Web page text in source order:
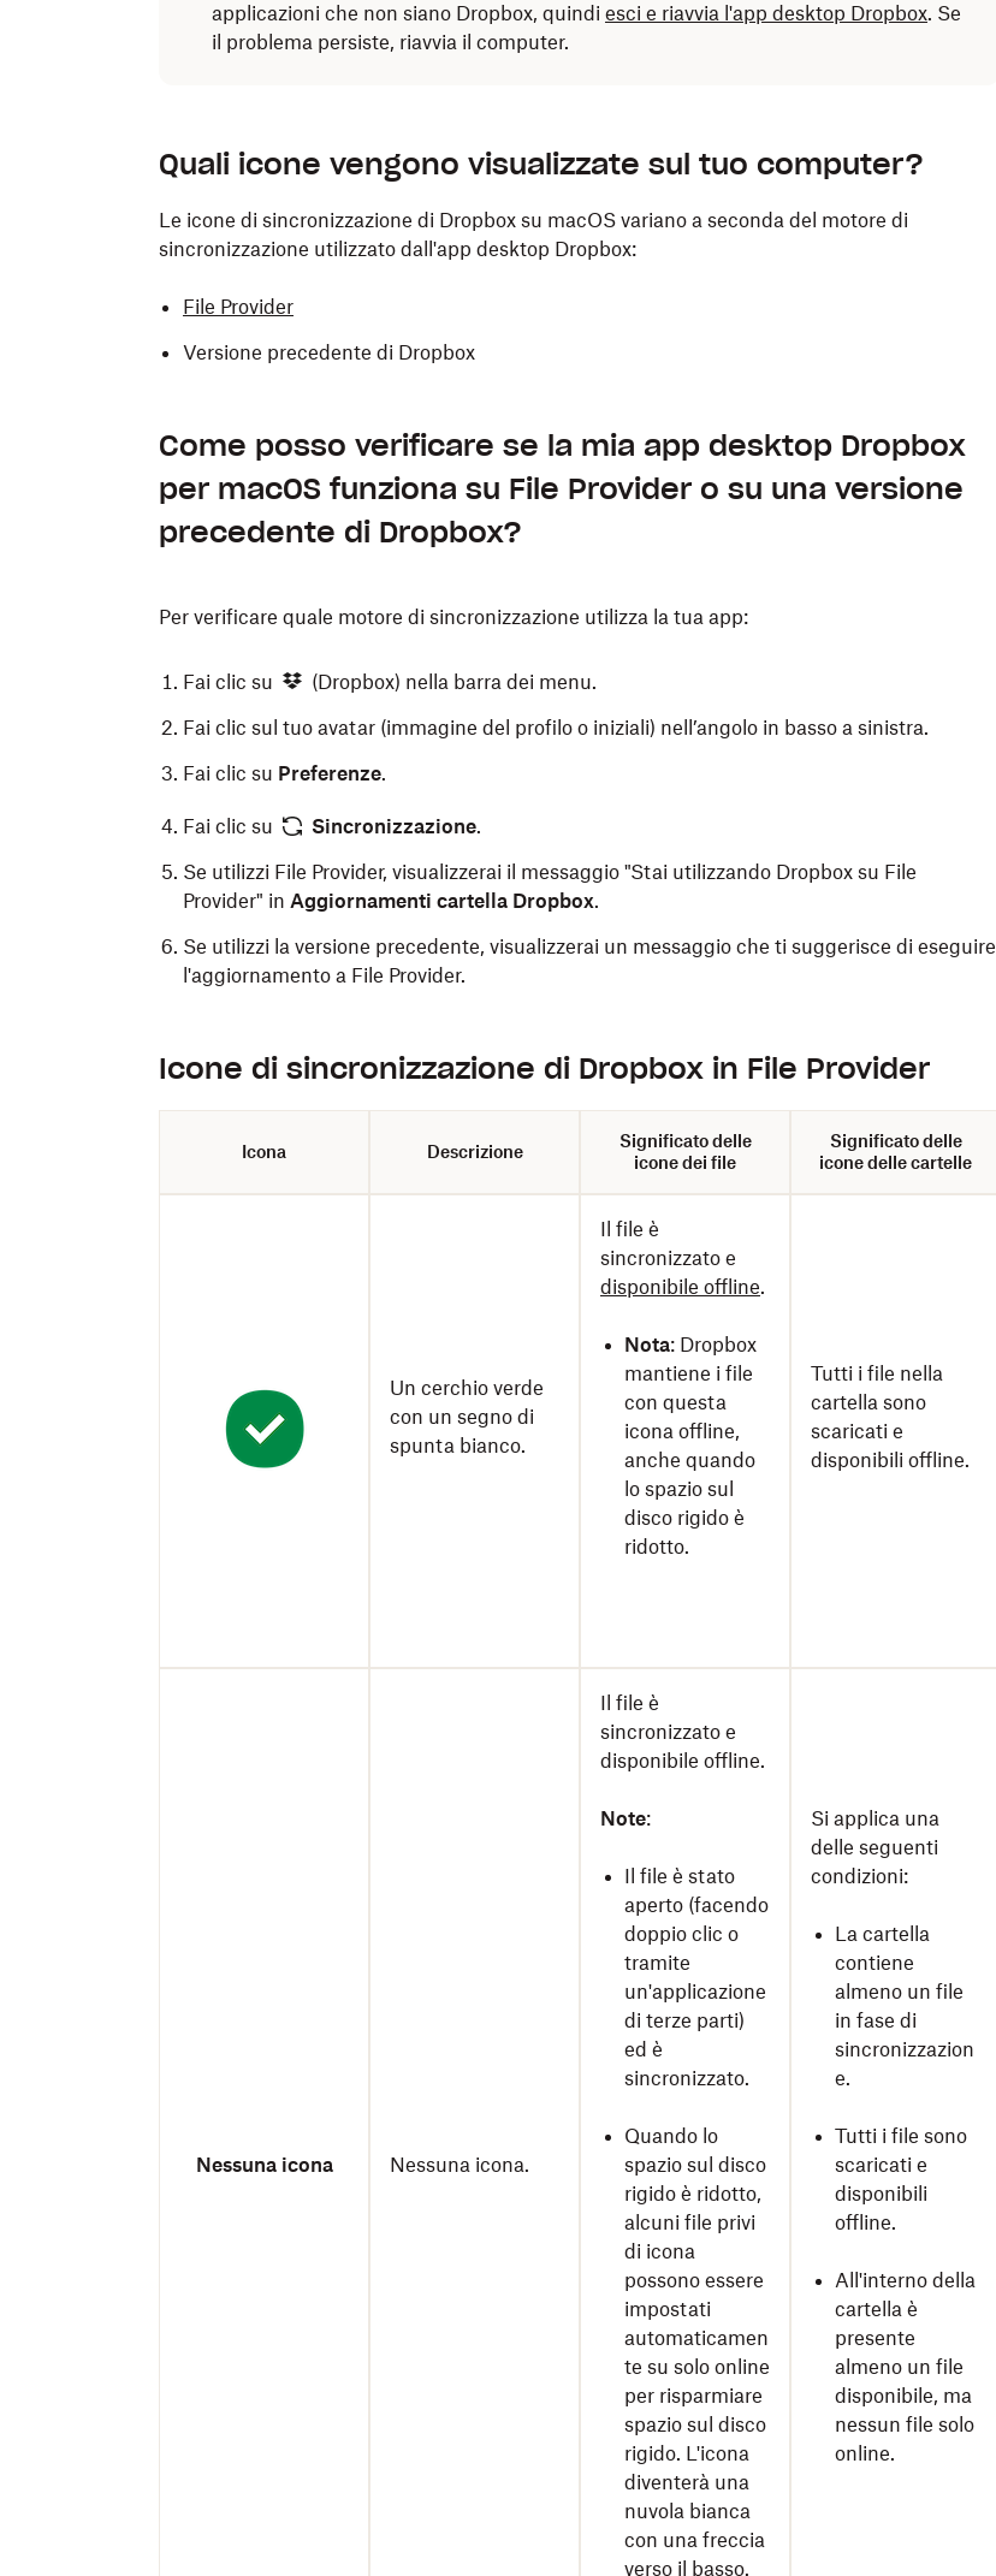
applicazioni che non siano Dropbox, quindi esci e riavvia l'app desktop Dropbox. Se
il problema persiste, riavvia il computer.
Quali icone vengono visualizzate sul tuo computer?
Le icone di sincronizzazione di Dropbox su macOS variano a seconda del motore di
sincronizzazione utilizzato dall'app desktop Dropbox:
File Provider
Versione precedente di Dropbox
Come posso verificare se la mia app desktop Dropbox
per macOS funziona su File Provider o su una versione
precedente di Dropbox?
Per verificare quale motore di sincronizzazione utilizza la tua app:
Fai clic su
(Dropbox) nella barra dei menu.
Fai clic sul tuo avatar (immagine del profilo o iniziali) nell’angolo in basso a sinistra.
Fai clic su Preferenze.
Fai clic su Sincronizzazione.
Se utilizzi File Provider, visualizzerai il messaggio "Stai utilizzando Dropbox su File
Provider" in Aggiornamenti cartella Dropbox.
Se utilizzi la versione precedente, visualizzerai un messaggio che ti suggerisce di eseguire
l'aggiornamento a File Provider.
Icone di sincronizzazione di Dropbox in File Provider
Icona Descrizione
Significato delle
icone dei file
Significato delle
icone delle cartelle
Un cerchio verde
con un segno di
spunta bianco.
Il file è
sincronizzato e
disponibile offline.
Nota: Dropbox
mantiene i file
con questa
icona offline,
anche quando
lo spazio sul
disco rigido è
ridotto.
Tutti i file nella
cartella sono
scaricati e
disponibili offline.
Nessuna icona Nessuna icona.
Il file è
sincronizzato e
disponibile offline.
Note:
Il file è stato
aperto (facendo
doppio clic o
tramite
un'applicazione
di terze parti)
ed è
sincronizzato.
Quando lo
spazio sul disco
rigido è ridotto,
alcuni file privi
di icona
possono essere
impostati
automaticamen
te su solo online
per risparmiare
spazio sul disco
rigido. L'icona
diventerà una
nuvola bianca
con una freccia
verso il basso.
Si applica una
delle seguenti
condizioni:
La cartella
contiene
almeno un file
in fase di
sincronizzazion
e.
Tutti i file sono
scaricati e
disponibili
offline.
All'interno della
cartella è
presente
almeno un file
disponibile, ma
nessun file solo
online.